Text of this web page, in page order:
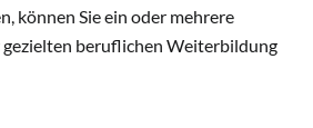
können Sie ein oder mehrere
gezielten beruflichen Weiterbildung